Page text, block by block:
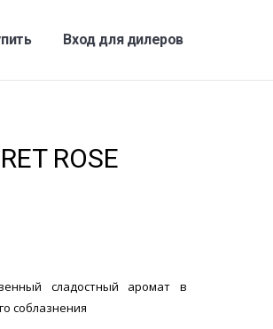
Вход для дилеров
ROSE
сладостный аромат в
соблазнения